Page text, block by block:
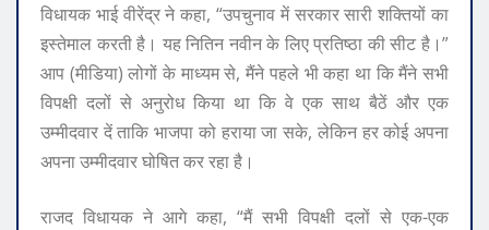
विधायक भाई वीरेंद्र ने कहा, “उपचुनाव में सरकार सारी शक्तियों का
इस्तेमाल करती है। यह नितिन नवीन के लिए प्रतिष्ठा की सीट है।”
आप (मीडिया) लोगों के माध्यम से, मैंने पहले भी कहा था कि मैंने सभी
विपक्षी दलों से अनुरोध किया था कि वे एक साथ बैठें और एक
उम्मीदवार दें ताकि भाजपा को हराया जा सके, लेकिन हर कोई अपना
अपना उम्मीदवार घोषित कर रहा है।
राजद विधायक ने आगे कहा, “मैं सभी विपक्षी दलों से एक-एक